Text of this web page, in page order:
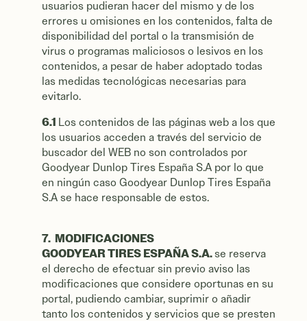
usuarios pudieran hacer del mismo y de los
errores u omisiones en los contenidos, falta de
disponibilidad del portal o la transmisión de
virus o programas maliciosos o lesivos en los
contenidos, a pesar de haber adoptado todas
las medidas tecnológicas necesarias para
evitarlo.
6.1 Los contenidos de las páginas web a los que
los usuarios acceden a través del servicio de
buscador del WEB no son controlados por
Goodyear Dunlop Tires España S.A por lo que
en ningún caso Goodyear Dunlop Tires España
S.A se hace responsable de estos.
7. MODIFICACIONES
GOODYEAR TIRES ESPAÑA S.A.se reserva
el derecho de efectuar sin previo aviso las
modificaciones que considere oportunas en su
portal, pudiendo cambiar, suprimir o añadir
tanto los contenidos y servicios que se presten